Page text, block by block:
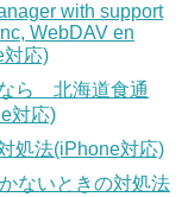
with support
WebDAV en
対応)
ら 北海道食通
対応)
処法(iPhone対応)
ないときの対処法